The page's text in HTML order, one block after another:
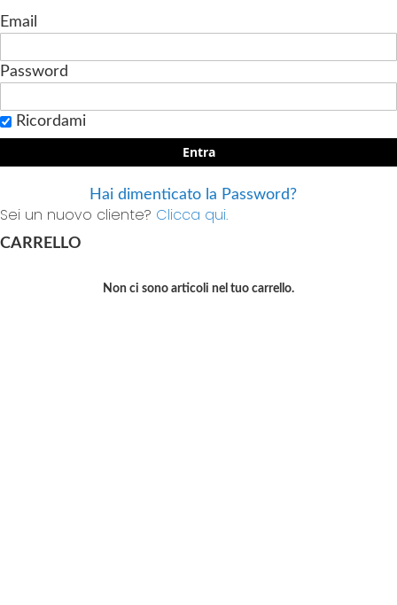
Email
Password
Ricordami
Entra
Hai dimenticato la Password?
Sei un nuovo cliente? Clicca qui.
CARRELLO
Non ci sono articoli nel tuo carrello.